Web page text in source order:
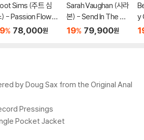
Sims (주트 심
) - Passion Flower
Sims Plays Du
% 78,000원
Sarah Vaughan (사라
본) - Send In The Clo
wns [LP]
19% 79,900원
y
&
by Doug Sax from the Original Anal
Pressings
Pocket Jacket